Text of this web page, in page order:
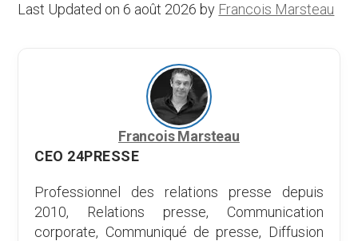
Last Updated on 6 août 2026 by Francois Marsteau
Francois Marsteau
CEO 24PRESSE
Professionnel des relations presse depuis
2010, Relations presse, Communication
corporate, Communiqué de presse, Diffusion